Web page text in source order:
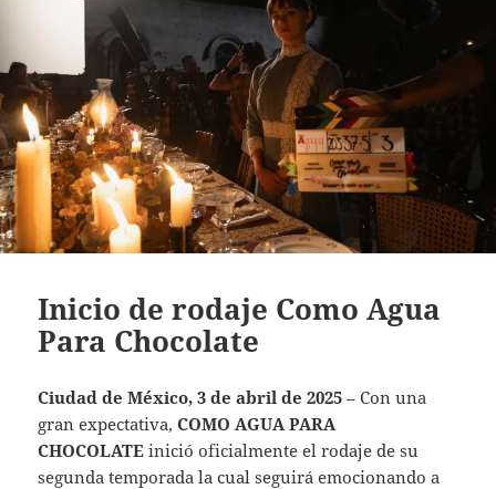
Inicio de rodaje Como Agua
Para Chocolate
Ciudad de México, 3 de abril de 2025 – Con una
gran expectativa,COMO AGUA PARA
CHOCOLATE inició oficialmente el rodaje de su
segunda temporada la cual seguirá emocionando a